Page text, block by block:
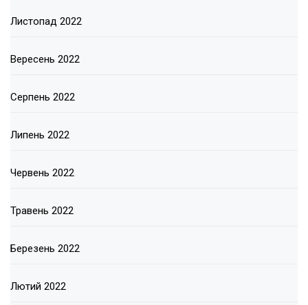
Листопад 2022
Вересень 2022
Серпень 2022
Липень 2022
Червень 2022
Травень 2022
Березень 2022
Лютий 2022